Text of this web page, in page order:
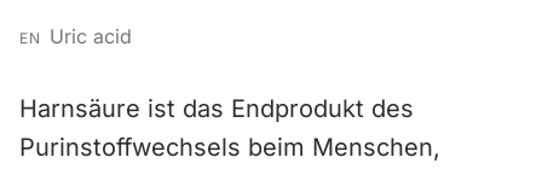
EN Uric acid
Harnsäure ist das Endprodukt des
Purinstoffwechsels beim Menschen,